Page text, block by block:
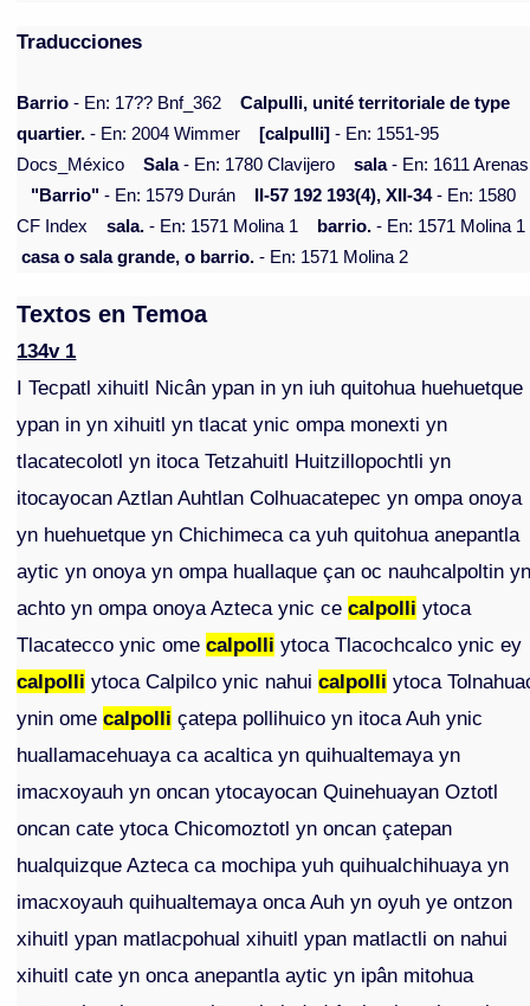
Traducciones
Barrio - En: 17?? Bnf_362
Calpulli, unité territoriale de type
quartier. - En: 2004 Wimmer [calpulli] - En: 1551-95
Docs_México
Sala- En: 1780 Clavijero sala- En: 1611 Arenas
"Barrio" - En: 1579 Durán II-57 192 193(4), XII-34- En: 1580
CF Index
sala. - En: 1571 Molina 1 barrio. - En: 1571 Molina 1
casa o sala grande, o barrio. - En: 1571 Molina 2
Textos en Temoa
134v 1
I Tecpatl xihuitl Nicân ypan in yn iuh quitohua huehuetque
ypan in yn xihuitl yn tlacat ynic ompa monexti yn
tlacatecolotl yn itoca Tetzahuitl Huitzillopochtli yn
itocayocan Aztlan Auhtlan Colhuacatepec yn ompa onoya
yn huehuetque yn Chichimeca ca yuh quitohua anepantla
aytic yn onoya yn ompa huallaque çan oc nauhcalpoltin
achto yn ompa onoya Azteca ynic cecalpolli ytoca
Tlacatecco ynic omecalpolli ytoca Tlacochcalco ynic ey
calpolli ytoca Calpilco ynic nahuicalpolli ytoca
ynin omecalpolli çatepa pollihuico yn itoca Auh ynic
huallamacehuaya ca acaltica yn quihualtemaya yn
imacxoyauh yn oncan ytocayocan Quinehuayan Oztotl
oncan cate ytoca Chicomoztotl yn oncan çatepan
hualquizque Azteca ca mochipa yuh quihualchihuaya yn
imacxoyauh quihualtemaya onca Auh yn oyuh ye ontzon
xihuitl ypan matlacpohual xihuitl ypan matlactli on nahui
xihuitl cate yn onca anepantla aytic yn ipân mitohua